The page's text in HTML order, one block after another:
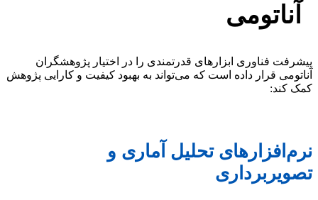
آناتومی
پیشرفت فناوری ابزارهای قدرتمندی را در اختیار پژوهشگران
آناتومی قرار داده است که می‌تواند به بهبود کیفیت و کارایی پژوهش
کمک کند:
نرم‌افزارهای تحلیل آماری و
تصویربرداری